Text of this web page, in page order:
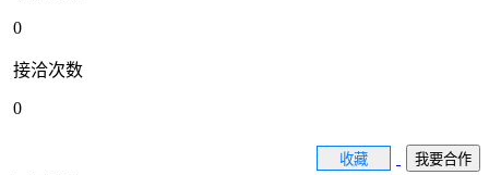
0
接洽次数
0
收藏 我要合作